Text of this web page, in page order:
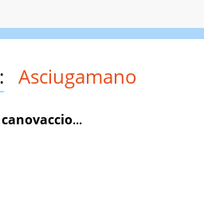
Asciugamano
canovaccio...